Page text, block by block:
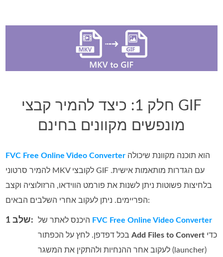
חלק 1: כיצד להמיר קבצי GIF
מונפשים מקוונים בחינם
FVC Free Online Video Converter
להמיר סרטוני MKV לקובצי GIF עם הגדרות מותאמות אישית.
בלחיצות פשוטות ניתן לשנות את פורמט הווידאו, הרזולוציה וקצב
הפריימים. ניתן לעקוב אחרי השלבים הבאים:
שלב 1:
FVC Free Online Video Converter
בכל דפדפן. לחץ על הכפתורAdd Files to Convert
לעקוב אחר ההנחיות ולהתקין את המשגר (launcher)